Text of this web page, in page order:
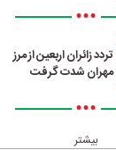
•••
تردد زائران اربعین از مرز
مهران شدت گرفت
•••
بیشتر